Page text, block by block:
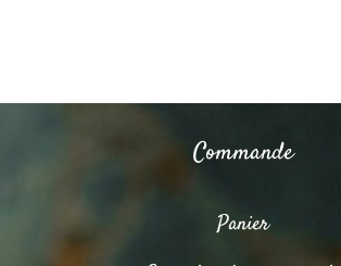
Commande
Panier